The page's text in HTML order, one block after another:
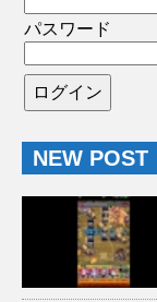
パスワード
NEW POST